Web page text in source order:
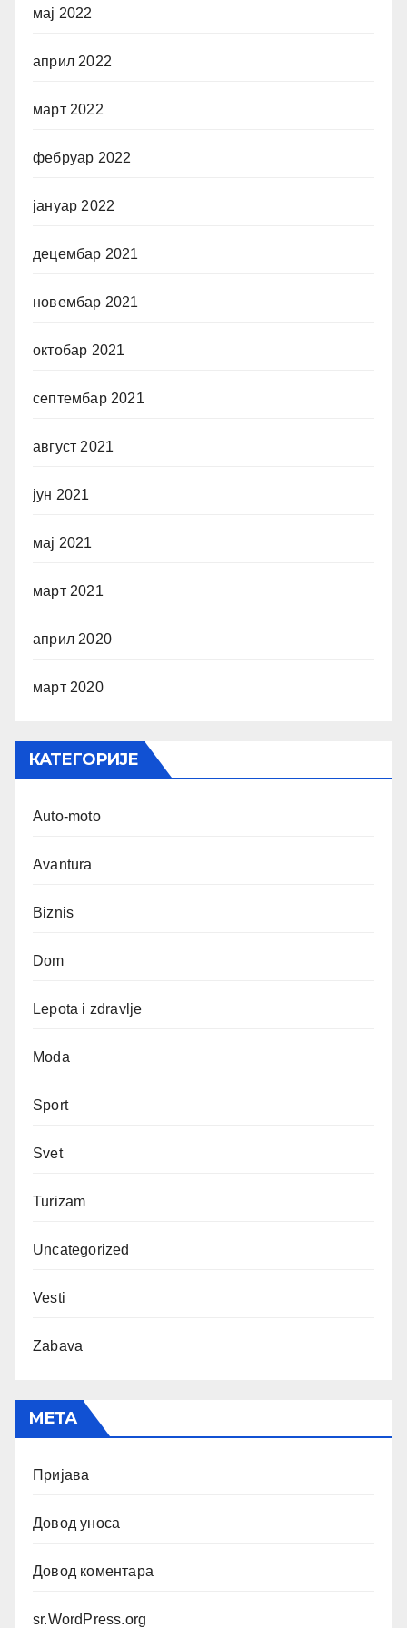
мај 2022
април 2022
март 2022
фебруар 2022
јануар 2022
децембар 2021
новембар 2021
октобар 2021
септембар 2021
август 2021
јун 2021
мај 2021
март 2021
април 2020
март 2020
КАТЕГОРИЈЕ
Auto-moto
Avantura
Biznis
Dom
Lepota i zdravlje
Moda
Sport
Svet
Turizam
Uncategorized
Vesti
Zabava
МЕТА
Пријава
Довод уноса
Довод коментара
sr.WordPress.org